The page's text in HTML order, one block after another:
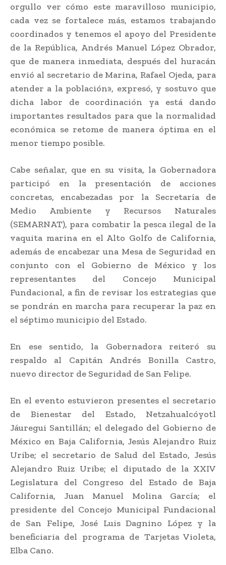
orgullo ver cómo este maravilloso municipio,
cada vez se fortalece más, estamos trabajando
coordinados y tenemos el apoyo del Presidente
de la República, Andrés Manuel López Obrador,
que de manera inmediata, después del huracán
envió al secretario de Marina, Rafael Ojeda, para
atender a la población», expresó, y sostuvo que
dicha labor de coordinación ya está dando
importantes resultados para que la normalidad
económica se retome de manera óptima en el
menor tiempo posible.
Cabe señalar, que en su visita, la Gobernadora
participó en la presentación de acciones
concretas, encabezadas por la Secretaría de
Medio Ambiente y Recursos Naturales
(SEMARNAT), para combatir la pesca ilegal de la
vaquita marina en el Alto Golfo de California,
además de encabezar una Mesa de Seguridad en
conjunto con el Gobierno de México y los
representantes del Concejo Municipal
Fundacional, a fin de revisar los estrategias que
se pondrán en marcha para recuperar la paz en
el séptimo municipio del Estado.
En ese sentido, la Gobernadora reiteró su
respaldo al Capitán Andrés Bonilla Castro,
nuevo director de Seguridad de San Felipe.
En el evento estuvieron presentes el secretario
de Bienestar del Estado, Netzahualcóyotl
Jáuregui Santillán; el delegado del Gobierno de
México en Baja California, Jesús Alejandro Ruiz
Uribe; el secretario de Salud del Estado, Jesús
Alejandro Ruiz Uribe; el diputado de la XXIV
Legislatura del Congreso del Estado de Baja
California, Juan Manuel Molina García; el
presidente del Concejo Municipal Fundacional
de San Felipe, José Luis Dagnino López y la
beneficiaria del programa de Tarjetas Violeta,
Elba Cano.